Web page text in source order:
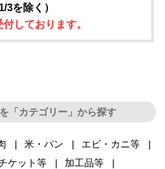
3を除く）
しております。
「カテゴリー」から探す
米・パン
エビ・カニ等
ケット等
加工品等